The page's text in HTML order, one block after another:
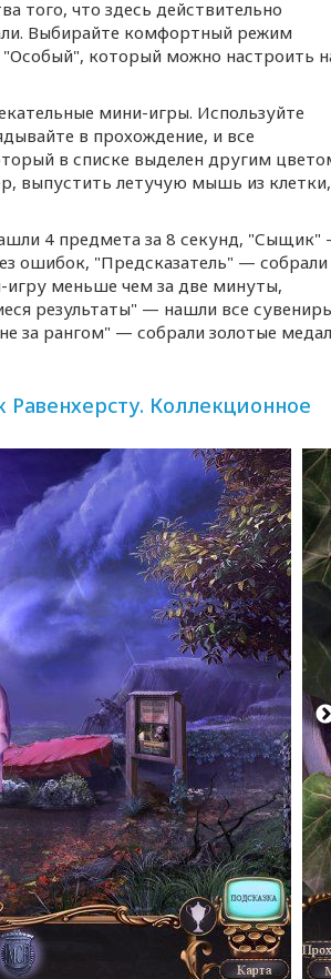
того, что здесь действительно
Выбирайте комфортный режим
который можно настроить
мини-игры. Используйте
в прохождение, и все
в списке выделен другим
выпустить летучую мышь из клетки,
4 предмета за 8 секунд, "Сыщик"
ошибок, "Предсказатель" — собрали
игру меньше чем за две минуты,
результаты" — нашли все
за рангом" — собрали золотые
Коллекционное